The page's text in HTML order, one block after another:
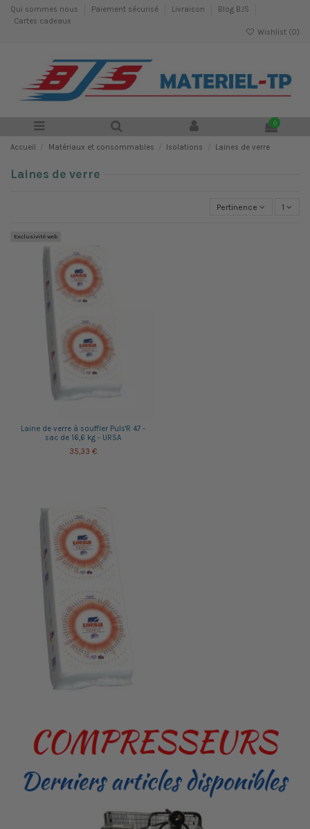
Qui sommes nous Paiement sécurisé Livraison
Blog BJS
Cartes cadeaux
Wishlist (0)
0
Accueil Matériaux et consommables Isolations Laines de verre
Laines de verre
Pertinence 1
Exclusivité web
Laine de verre à souffler Puls'R 47 -
sac de 16,6 kg - URSA
35,33 €